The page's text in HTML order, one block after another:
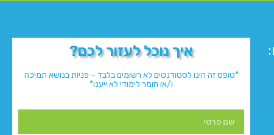
איך נוכל לעזור לכם?
*טופס זה הינו לסטודנטים לא רשומים בלבד – פניות בנושא תמיכה
ו/או חומר לימודי לא ייענו*